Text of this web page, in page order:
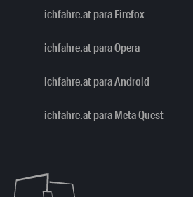
ichfahre.at para Firefox
ichfahre.at para Opera
ichfahre.at para Android
ichfahre.at para Meta Quest